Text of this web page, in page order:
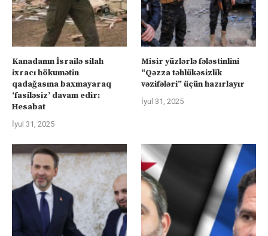
Kanadanın İsrailə silah
ixracı hökumətin
qadağasına baxmayaraq
‘fasiləsiz’ davam edir:
Hesabat
İyul 31, 2025
Misir yüzlərlə fələstinlini
“Qəzza təhlükəsizlik
vəzifələri” üçün hazırlayır
İyul 31, 2025